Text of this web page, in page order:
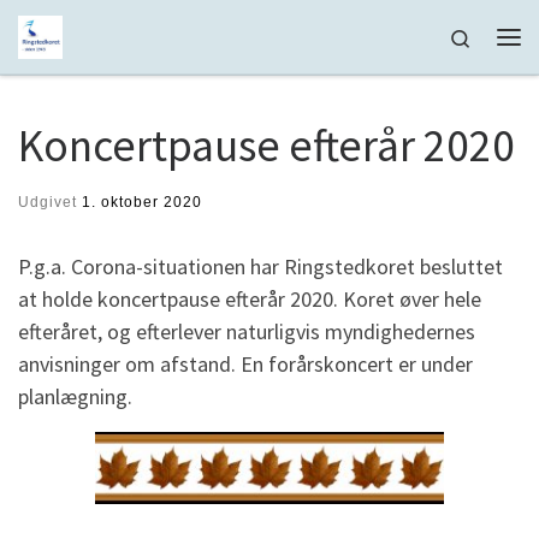
Fortsæt til indhold
Search
Koncertpause efterår 2020
Udgivet 1. oktober 2020
P.g.a. Corona-situationen har Ringstedkoret besluttet
at holde koncertpause efterår 2020. Koret øver hele
efteråret, og efterlever naturligvis myndighedernes
anvisninger om afstand. En forårskoncert er under
planlægning.